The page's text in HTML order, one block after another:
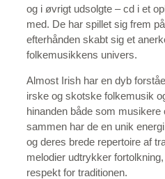
og i øvrigt udsolgte – cd i et
med. De har spillet sig frem
efterhånden skabt sig et
folkemusikkens univers.
Almost Irish har en dyb
irske og skotske folkemusik
hinanden både som musikere
sammen har de en unik
og deres brede repertoire af
melodier udtrykker
respekt for traditionen.